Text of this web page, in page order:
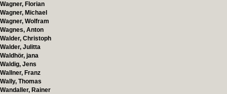
Wagner, Florian
Wagner, Michael
Wagner, Wolfram
Wagnes, Anton
Walder, Christoph
Walder, Julitta
Waldhör, jana
Waldig, Jens
Wallner, Franz
Wally, Thomas
Wandaller, Rainer